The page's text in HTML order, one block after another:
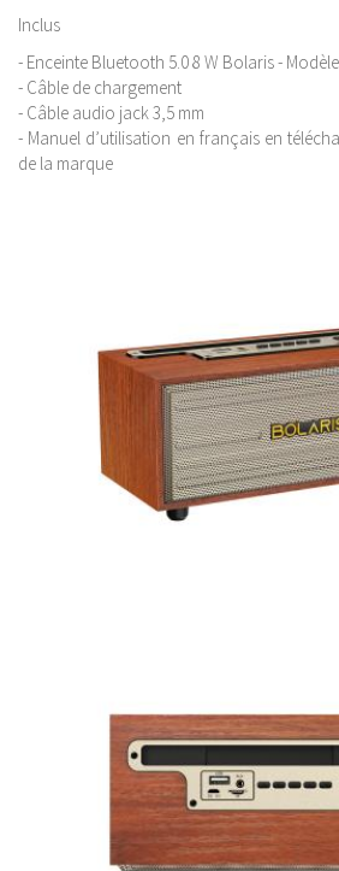
Inclus
- Enceinte Bluetooth 5.0 8 W Bolaris -
- Câble de chargement
- Câble audio jack 3,5 mm
- Manuel d’utilisation en français en
de la marque